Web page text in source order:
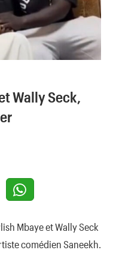
Wally Seck,
Mbaye et Wally Seck
comédien Saneekh.